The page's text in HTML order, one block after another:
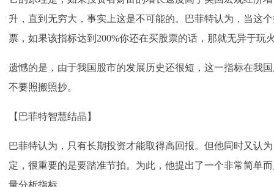
升，直到无穷大，事实上这是不可能的。巴菲特认为，当这
票 ，如果该指标达到200%你还在买股票的话，那就无异于玩
遗憾的是，由于我国股市的发展历史还很短，这一指标在我
不要照搬照抄。
【巴菲特智慧结晶】
巴菲特认为，只有长期投资才能取得高回报。但他同时又认
定，很重要的是要踏准节拍。为此，他提出了一个非常简单
量分析指标。